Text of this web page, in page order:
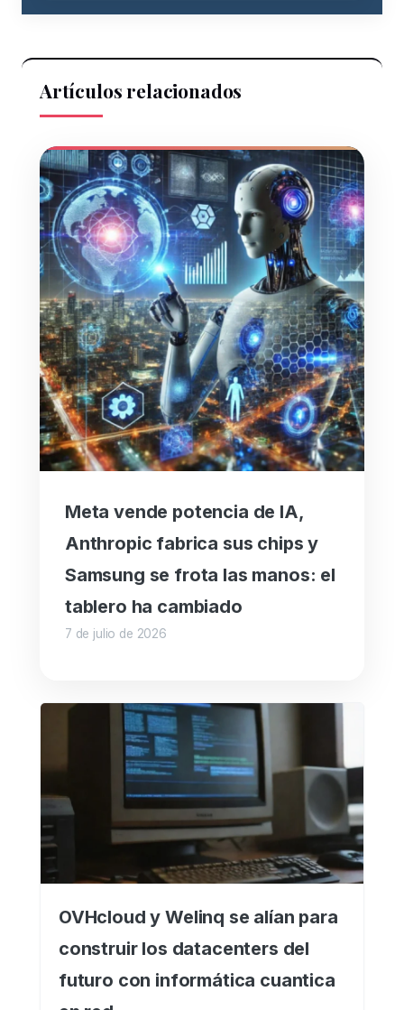
Artículos relacionados
Meta vende potencia de IA,
Anthropic fabrica sus chips y
Samsung se frota las manos: el
tablero ha cambiado
7 de julio de 2026
OVHcloud y Welinq se alían para
construir los datacenters del
futuro con informática cuantica